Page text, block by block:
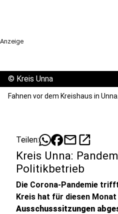
Anzeige
© Kreis Unna
Fahnen vor dem Kreishaus in Unna.
Teilen: mailopen_in_new
Kreis Unna:
Politikbetrieb
Die Corona-Pandemie
Kreis hat für diesen Monat
Ausschusssitzungen